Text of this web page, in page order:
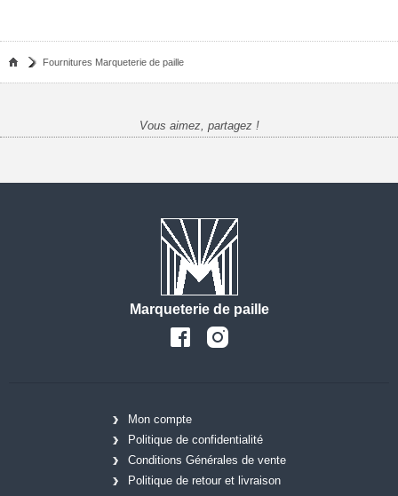
Fournitures Marqueterie de paille
Vous aimez, partagez !
Marqueterie de paille
Mon compte
Politique de confidentialité
Conditions Générales de vente
Politique de retour et livraison